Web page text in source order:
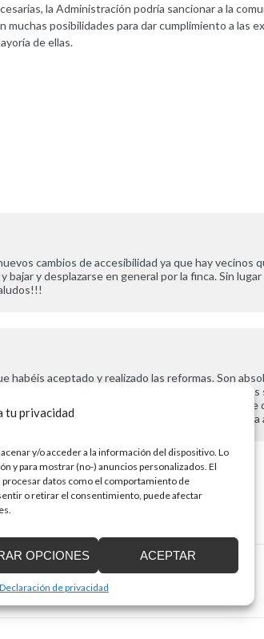
tu privacidad
y/o acceder a la información del dispositivo. Lo
y para mostrar (no-) anuncios personalizados. El
datos como el comportamiento de
o retirar el consentimiento, puede afectar
ACEPTAR
OPCIONES
Declaración de privacidad
la Administración podría sancionar a la
muchas posibilidades para dar cumplimiento a las
de ellas.
cambios de accesibilidad ya que hay vecinos
y desplazarse en general por la finca. Sin lugar
habéis aceptado y realizado las reformas. Son
que las necesitan y disfrutan pero mañana puedes
de la comunidad. Y este es un criterio bastante
por vuestro compromiso para favorecer la
están marcados con*